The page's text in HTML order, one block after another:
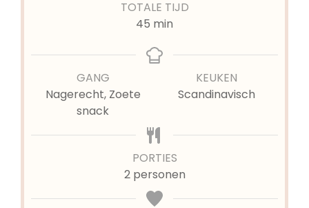
TOTALE TIJD
45 minuten
min
GANG
Nagerecht, Zoete
snack
KEUKEN
Scandinavisch
PORTIES
2 personen